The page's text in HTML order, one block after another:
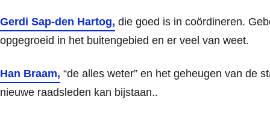
Gerdi Sap-den Hartog, die goed is in coördineren.
opgegroeid in het buitengebied en er veel van weet.
Han Braam, “de alles weter” en het geheugen van de
nieuwe raadsleden kan bijstaan..